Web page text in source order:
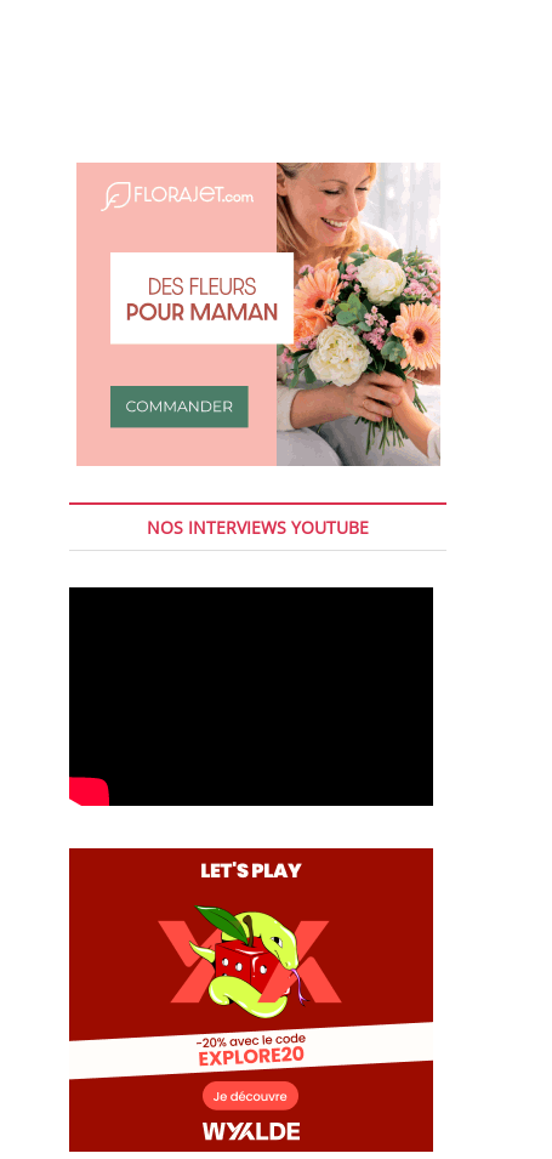
NOS INTERVIEWS YOUTUBE